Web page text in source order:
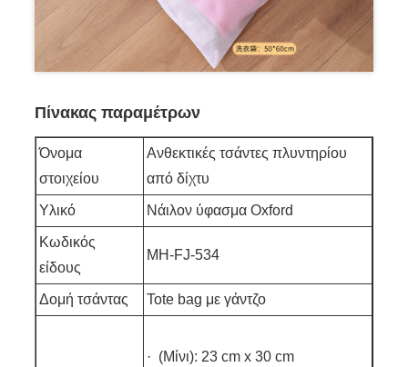
Πίνακας παραμέτρων
Όνομα
στοιχείου
Ανθεκτικές τσάντες πλυντηρίου
από δίχτυ
Υλικό Νάιλον ύφασμα Oxford
Κωδικός
είδους
MH-FJ-534
Δομή τσάντας Tote bag με γάντζο
· (Μίνι): 23 cm x 30 cm